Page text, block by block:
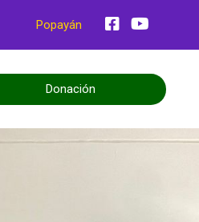
Popayán
Donación